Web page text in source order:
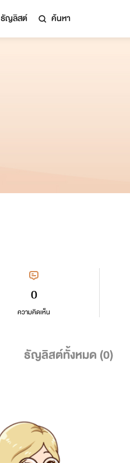
ธัญลิสต์ ค้นหา
0
ความคิดเห็น
ธัญลิสต์ทั้งหมด (0)